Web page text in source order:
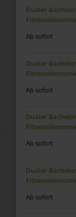
Dualer
Ab sofort
Dualer
Ab sofort
Dualer
Ab sofort
Dualer
Ab sofort